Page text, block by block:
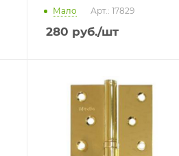
Мало Арт.: 17829
280 руб./шт